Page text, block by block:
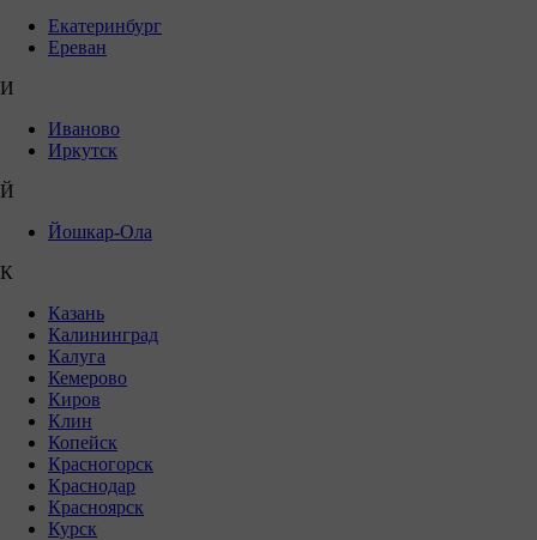
Екатеринбург
Ереван
И
Иваново
Иркутск
Й
Йошкар-Ола
К
Казань
Калининград
Калуга
Кемерово
Киров
Клин
Копейск
Красногорск
Краснодар
Красноярск
Курск